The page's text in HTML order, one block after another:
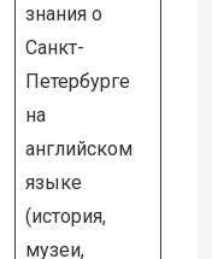
знания о
Санкт-
Петербурге
на
английском
языке
(история,
музеи,